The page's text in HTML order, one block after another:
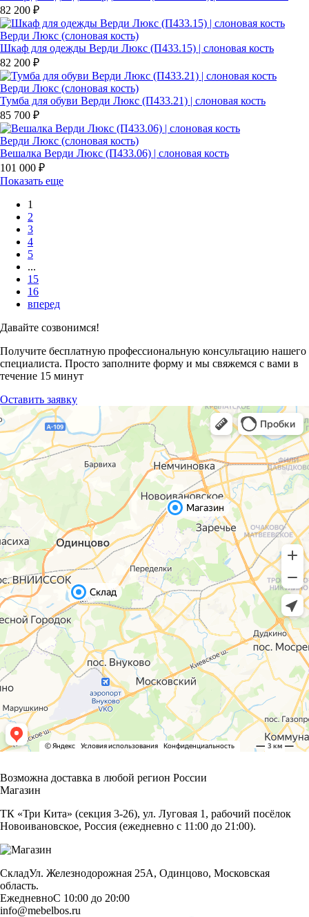
82 200 ₽
Верди Люкс (слоновая кость)
Шкаф для одежды Верди Люкс (П433.15) | слоновая кость
82 200 ₽
Верди Люкс (слоновая кость)
Тумба для обуви Верди Люкс (П433.21) | слоновая кость
85 700 ₽
Верди Люкс (слоновая кость)
Вешалка Верди Люкс (П433.06) | слоновая кость
101 000 ₽
Показать еще
1
2
3
4
5
...
15
16
вперед
Давайте созвонимся!
Получите бесплатную профессиональную консультацию нашего
специалиста. Просто заполните форму и мы свяжемся с вами в
течение 15 минут
Оставить заявку
Возможна доставка в любой регион России
Магазин
ТК «Три Кита» (секция 3-26), ул. Луговая 1, рабочий посёлок
Новоивановское, Россия (ежедневно с 11:00 до 21:00).
СкладУл. Железнодорожная 25А, Одинцово, Московская
область.
ЕжедневноС 10:00 до 20:00
info@mebelbos.ru